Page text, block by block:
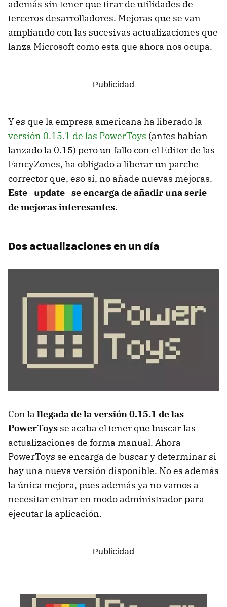
además sin tener que tirar de utilidades de
terceros desarrolladores. Mejoras que se van
ampliando con las sucesivas actualizaciones que
lanza Microsoft como esta que ahora nos ocupa.
Y es que la empresa americana ha liberado la
versión 0.15.1 de las PowerToys (antes habían
lanzado la 0.15) pero un fallo con el Editor de las
FancyZones, ha obligado a liberar un parche
corrector que, eso sí, no añade nuevas mejoras.
Este _update_ se encarga de añadir una serie
de mejoras interesantes.
Dos actualizaciones en un día
Con la llegada de la versión 0.15.1 de las
PowerToys se acaba el tener que buscar las
actualizaciones de forma manual. Ahora
PowerToys se encarga de buscar y determinar si
hay una nueva versión disponible. No es además
la única mejora, pues además ya no vamos a
necesitar entrar en modo administrador para
ejecutar la aplicación.